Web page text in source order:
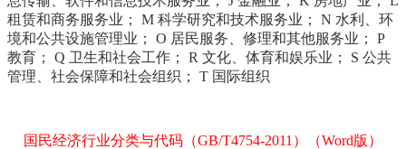
租赁和商务服务业； M 科学研究和技术服务业； N 水利、环
境和公共设施管理业； O 居民服务、修理和其他服务业； P
教育； Q 卫生和社会工作； R 文化、体育和娱乐业； S 公共
管理、社会保障和社会组织； T 国际组织
国民经济行业分类与代码（GB/T4754-2011）（Word版）